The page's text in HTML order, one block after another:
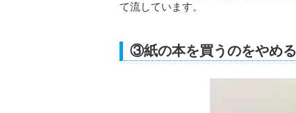
て流しています。
③紙の本を買うのをやめる